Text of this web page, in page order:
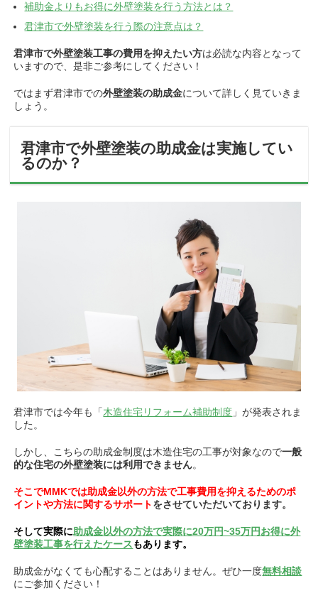
補助金よりもお得に外壁塗装を行う方法とは？
君津市で外壁塗装を行う際の注意点は？
君津市で外壁塗装工事の費用を抑えたい方は必読な内容となって
いますので、是非ご参考にしてください！
ではまず君津市での外壁塗装の助成金について詳しく見ていきま
しょう。
君津市で外壁塗装の助成金は実施してい
るのか？
君津市では今年も「木造住宅リフォーム補助制度 」が発表されま
した。
しかし、こちらの助成金制度は木造住宅の工事が対象なので一般
的な住宅の外壁塗装には利用できません。
そこでMMKでは助成金以外の方法で工事費用を抑えるためのポ
イントや方法に関するサポートをさせていただいております。
そして実際に 助成金以外の方法で実際に20万円~35万円お得に外
壁塗装工事を行えたケースもあります。
助成金がなくても心配することはありません。ぜひ一度無料相談
にご参加ください！